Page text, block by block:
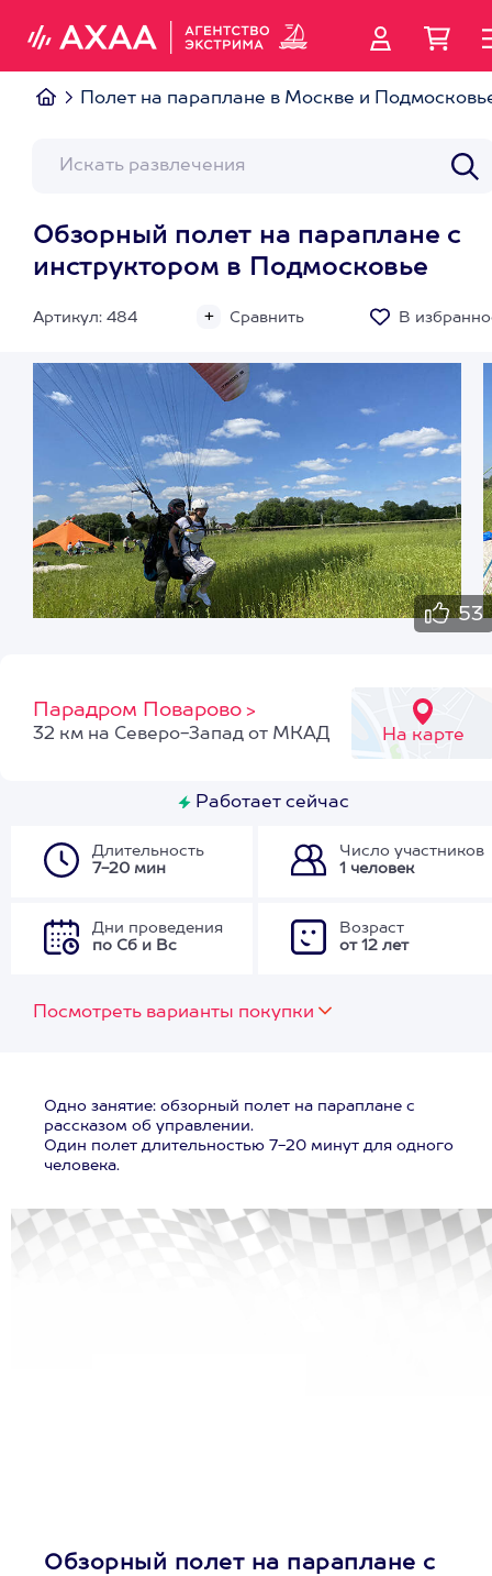
Полет на параплане в Москве и
Обзорный полет на параплане с
инструктором в Подмосковье
Артикул: 484 Сравнить В
53
Парадром Поварово >
На карте
32 км на Северо-Запад от МКАД
Работает сейчас
Длительность
7-20 мин
Число участников
1 человек
Дни проведения
по Сб и Вс
Возраст
от 12 лет
Посмотреть варианты покупки
Одно занятие: обзорный полет на параплане с
рассказом об управлении.
Один полет длительностью 7-20 минут для одного
человека.
Обзорный полет на параплане с